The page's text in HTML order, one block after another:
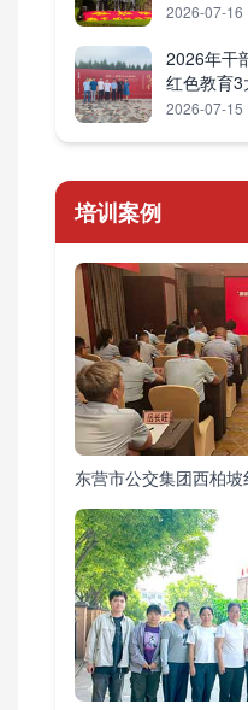
2026-07-16
2026年干
红色教育
2026-07-15
培训案例
东营市公交集团西柏